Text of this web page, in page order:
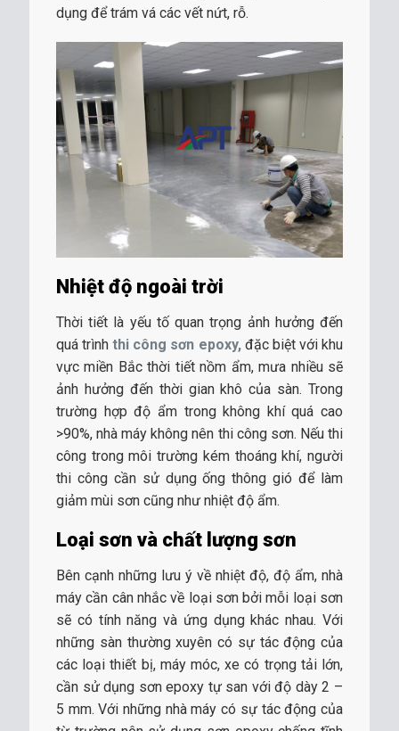
dụng để trám vá các vết nứt, rỗ.
Nhiệt độ ngoài trời
Thời tiết là yếu tố quan trọng ảnh hưởng đến
quá trìnhthi công sơn epoxy, đặc biệt với khu
vực miền Bắc thời tiết nồm ẩm, mưa nhiều sẽ
ảnh hưởng đến thời gian khô của sàn. Trong
trường hợp độ ẩm trong không khí quá cao
>90%, nhà máy không nên thi công sơn. Nếu thi
công trong môi trường kém thoáng khí, người
thi công cần sử dụng ống thông gió để làm
giảm mùi sơn cũng như nhiệt độ ẩm.
Loại sơn và chất lượng sơn
Bên cạnh những lưu ý về nhiệt độ, độ ẩm, nhà
máy cần cân nhắc về loại sơn bởi mỗi loại sơn
sẽ có tính năng và ứng dụng khác nhau. Với
những sàn thường xuyên có sự tác động của
các loại thiết bị, máy móc, xe có trọng tải lớn,
cần sử dụng sơn epoxy tự san với độ dày 2 –
5 mm. Với những nhà máy có sự tác động của